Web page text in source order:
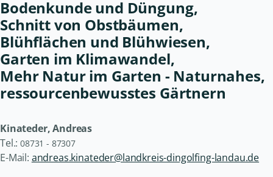
Bodenkunde und Düngung,
Schnitt von Obstbäumen,
Blühflächen und Blühwiesen,
Garten im Klimawandel,
Mehr Natur im Garten - Naturnahes,
ressourcenbewusstes Gärtnern
Kinateder, Andreas
Tel.:08731 - 87307
E-Mail: andreas.kinateder@landkreis-dingolfing-landau.de